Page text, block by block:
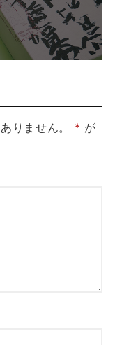
りません。 * が